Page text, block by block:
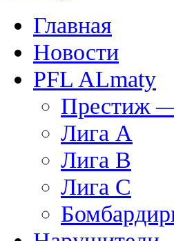
Главная
Новости
PFL ALmaty
Престиж
Лига А
Лига В
Лига С